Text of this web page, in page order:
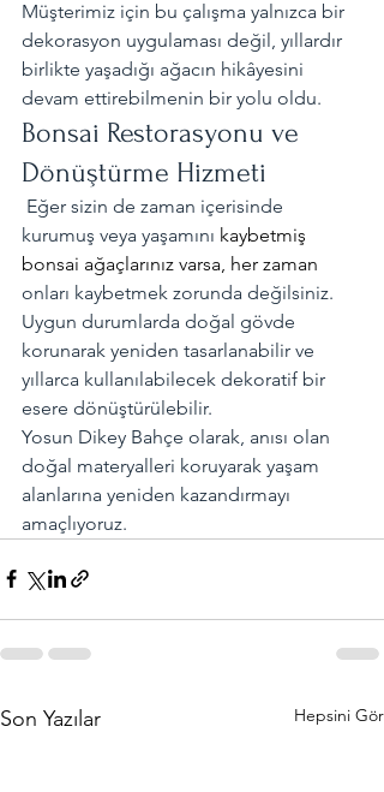
Müşterimiz için bu çalışma yalnızca bir
dekorasyon uygulaması değil, yıllardır
birlikte yaşadığı ağacın hikâyesini
devam ettirebilmenin bir yolu oldu.
Bonsai Restorasyonu ve
Dönüştürme Hizmeti
kurumuş veya yaşamını kaybetmiş
bonsai ağaçlarınız varsa, her zaman
onları kaybetmek zorunda değilsiniz.
Uygun durumlarda doğal gövde
korunarak yeniden tasarlanabilir ve
yıllarca kullanılabilecek dekoratif bir
esere dönüştürülebilir.
Yosun Dikey Bahçe olarak, anısı olan
doğal materyalleri koruyarak yaşam
alanlarına yeniden kazandırmayı
amaçlıyoruz.
Son Yazılar Hepsini Gör